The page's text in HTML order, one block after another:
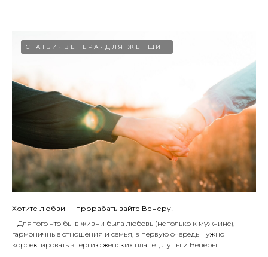
СТАТЬИ ВЕНЕРА ДЛЯ ЖЕНЩИН
Хотите любви — прорабатывайте Венеру!
⠀Для того что бы в жизни была любовь (не только к мужчине),
гармоничные отношения и семья, в первую очередь нужно
корректировать энергию женских планет, Луны и Венеры.